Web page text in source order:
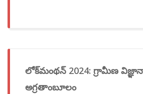
లోక్‌మంథన్ 2024: గ్రామీణ
అగ్రతాంబూలం